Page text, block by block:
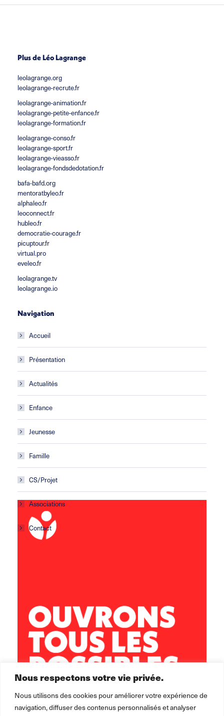
Nous respectons votre vie privée.
Nous utilisons des cookies pour améliorer votre expérience de
navigation, diffuser des contenus personnalisés et analyser
Plus de Léo Lagrange
leolagrange.org
leolagrange-recrute.fr
leolagrange-animation.fr
leolagrange-petite-enfance.fr
leolagrange-formation.fr
leolagrange-conso.fr
leolagrange-sport.fr
leolagrange-vieasso.fr
leolagrange-fondsdedotation.fr
bafa-bafd.org
mentoratbyleo.fr
alphaleo.fr
leoconnect.fr
hubleo.fr
democratie-courage.fr
picuptour.fr
virtual.pro
eveleo.fr
leolagrange.tv
leolagrange.io
Navigation
Accueil
Présentation
Actualités
Enfance
Jeunesse
Famille
CS/Projet
Associations
Contact
brest.horizons@leolagrange.org